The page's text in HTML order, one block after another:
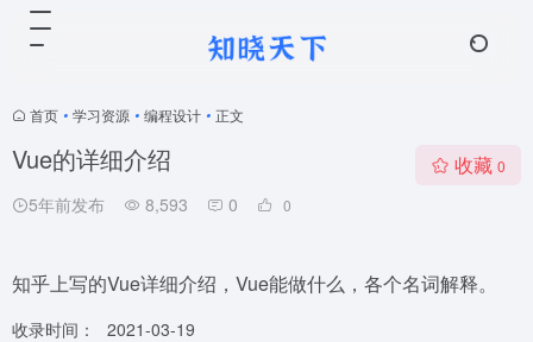
首页 • 学习资源 • 编程设计 • 正文
Vue的详细介绍
5年前发布 8,593 0 0
收藏 0
知乎上写的Vue详细介绍，Vue能做什么，各个名词解释。
收录时间： 2021-03-19